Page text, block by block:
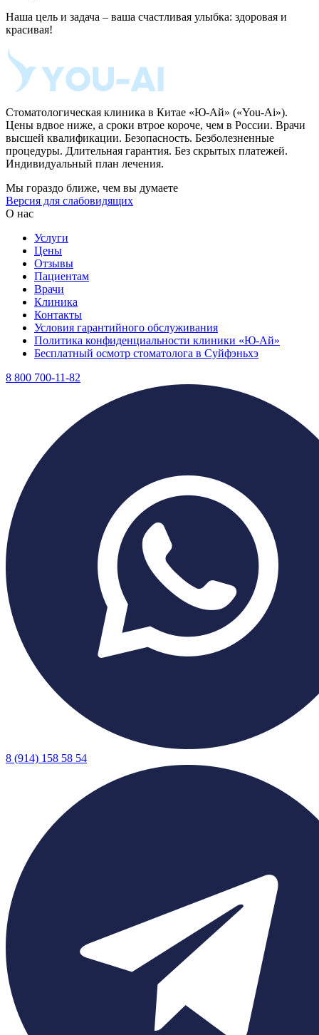
Наша цель и задача – ваша счастливая улыбка: здоровая и
красивая!
Стоматологическая клиника в Китае «Ю-Ай» («You-Ai»).
Цены вдвое ниже, а сроки втрое короче, чем в России. Врачи
высшей квалификации. Безопасность. Безболезненные
процедуры. Длительная гарантия. Без скрытых платежей.
Индивидуальный план лечения.
Мы гораздо ближе, чем вы думаете
Версия для слабовидящих
О нас
Услуги
Цены
Отзывы
Пациентам
Врачи
Клиника
Контакты
Условия гарантийного обслуживания
Политика конфиденциальности клиники «Ю-Ай»
Бесплатный осмотр стоматолога в Суйфэньхэ
8 800 700-11-82
8 (914) 158 58 54